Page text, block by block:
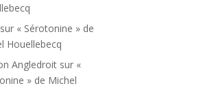
sur « Sérotonine » de
Houellebecq
Angledroit sur «
» de Michel